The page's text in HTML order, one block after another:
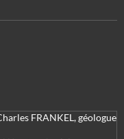
FRANKEL, géologue